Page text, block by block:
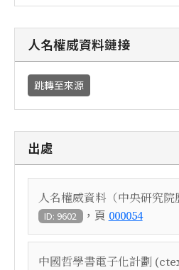
人名權威資料鏈接
跳轉至來源
出處
人名權威資料（中央研究院
ID: 9602 ，頁 000054
中國哲學書電子化計劃